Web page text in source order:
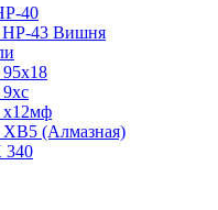
40
НР-43 Вишня
х12мф
ХВ5 (Алмазная)
340